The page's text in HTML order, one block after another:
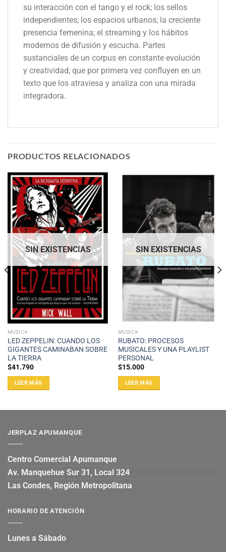
su interacción con el tango y el rock; los sellos
independientes; los espacios urbanos; la creciente
presencia femenina; el streaming y los hábitos
modernos de difusión y escucha. Partes
sustanciales de un corpus en constante evolución
y creatividad; que por primera vez confluyen en un
texto que los atraviesa y analiza con una mirada
integradora.
PRODUCTOS RELACIONADOS
SIN EXISTENCIAS
MUSICA
LED ZEPPELIN: CUANDO LOS
GIGANTES CAMINABAN SOBRE
LA TIERRA
$41.790
LEER MÁS
SIN EXISTENCIAS
MUSICA
RUBATO: PROCESOS
MUSICALES Y UNA PLAYLIST
PERSONAL
$15.000
LEER MÁS
JERPLAZ APUMANQUE
Centro Comercial Apumanque
Av. Manquehue Sur 31, Local 324
Las Condes, Región Metropolitana
HORARIO DE ATENCIÓN
Lunes a Sábado